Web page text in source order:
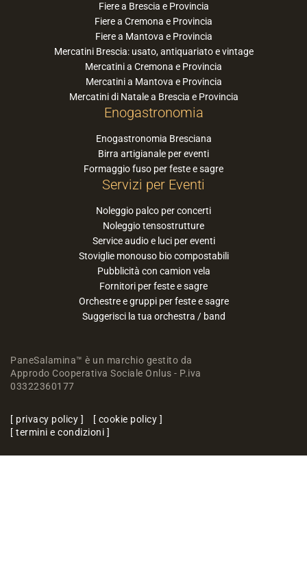
Fiere a Brescia e Provincia
Fiere a Cremona e Provincia
Fiere a Mantova e Provincia
Mercatini Brescia: usato, antiquariato e vintage
Mercatini a Cremona e Provincia
Mercatini a Mantova e Provincia
Mercatini di Natale a Brescia e Provincia
Enogastronomia
Enogastronomia Bresciana
Birra artigianale per eventi
Formaggio fuso per feste e sagre
Servizi per Eventi
Noleggio palco per concerti
Noleggio tensostrutture
Service audio e luci per eventi
Stoviglie monouso bio compostabili
Pubblicità con camion vela
Fornitori per feste e sagre
Orchestre e gruppi per feste e sagre
Suggerisci la tua orchestra / band
PaneSalamina™ è un marchio gestito da
Approdo Cooperativa Sociale Onlus - P.iva
03322360177
privacy policy
cookie policy
termini e condizioni